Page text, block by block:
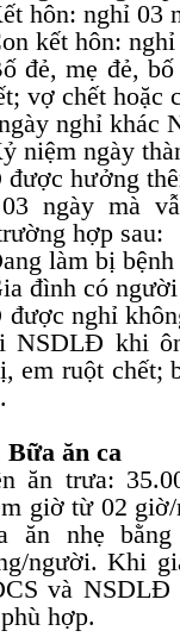
hôn: nghỉ 03
kết hôn:
đẻ, mẹ đẻ,
vợ chết hoặc
nghỉ khác
niệm ngày
hưởng
ngày mà
hợp sau:
làm bị
đình có
nghỉ
NSDLĐ khi
em ruột chết;
ăn ca
ăn trưa:
giờ từ 02
ăn nhẹ
người. Khi
và NSDLĐ
hợp.